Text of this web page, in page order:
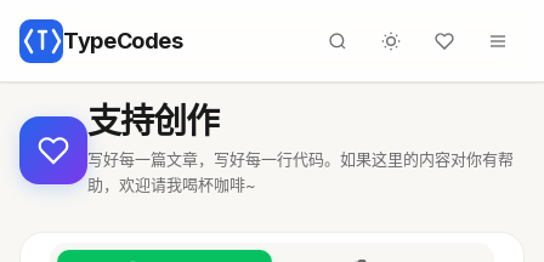
TypeCodes
支持创作
写好每一篇文章，写好每一行代码。如果这里的内容对你有帮
助，欢迎请我喝杯咖啡~